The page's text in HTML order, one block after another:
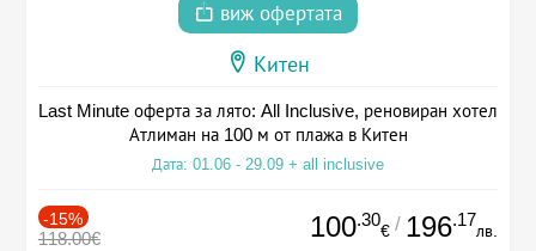
виж офертата
Китен
Last Minute оферта за лято: All Inclusive, реновиран хотел
Атлиман на 100 м от плажа в Китен
Дата: 01.06 - 29.09 + all inclusive
-15%
118.00€ 100.30
€ / 196.17
лв.